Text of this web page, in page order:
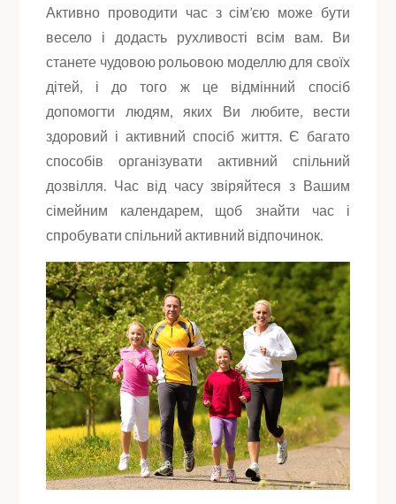
Активно проводити час з сім’єю може бути
весело і додасть рухливості всім вам. Ви
станете чудовою рольовою моделлю для своїх
дітей, і до того ж це відмінний спосіб
допомогти людям, яких Ви любите, вести
здоровий і активний спосіб життя. Є багато
способів організувати активний спільний
дозвілля. Час від часу звіряйтеся з Вашим
сімейним календарем, щоб знайти час і
спробувати спільний активний відпочинок.